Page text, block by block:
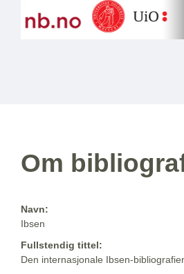
Om
Navn:
Ibsen
Fullstendig tittel:
Den internasjonale Ibsen-